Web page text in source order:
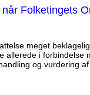
Folketingets
meget
allerede i forbindelse
og vurdering af